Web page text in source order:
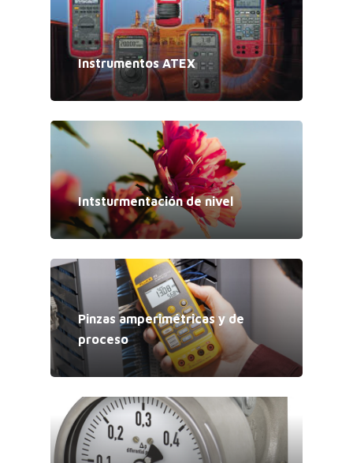
Instrumentos ATEX
Intsturmentación de nivel
Pinzas amperimétricas y de
proceso